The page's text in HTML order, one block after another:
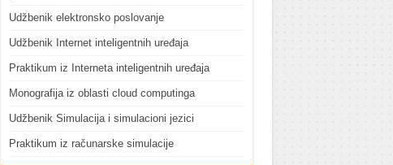
Udžbenik elektronsko poslovanje
Udžbenik Internet inteligentnih uređaja
Praktikum iz Interneta inteligentnih uređaja
Monografija iz oblasti cloud computinga
Udžbenik Simulacija i simulacioni jezici
Praktikum iz računarske simulacije